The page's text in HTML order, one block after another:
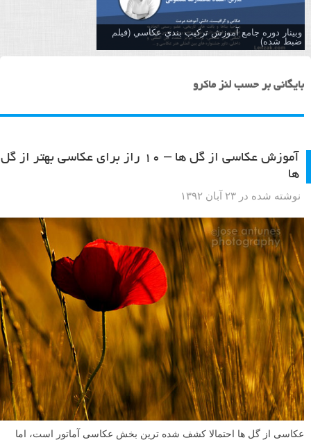
وبینار دوره جامع آموزش تركيب بندي عكاسي (فیلم
ضبط شده)
بایگانی بر حسب لنز ماکرو
آموزش عکاسی از گل ها – ۱۰ راز برای عکاسی بهتر از گل
ها
نوشته شده در ۲۳ آبان ۱۳۹۲
عکاسی از گل ها احتمالا کشف شده ترین بخش عکاسی آماتور است، اما